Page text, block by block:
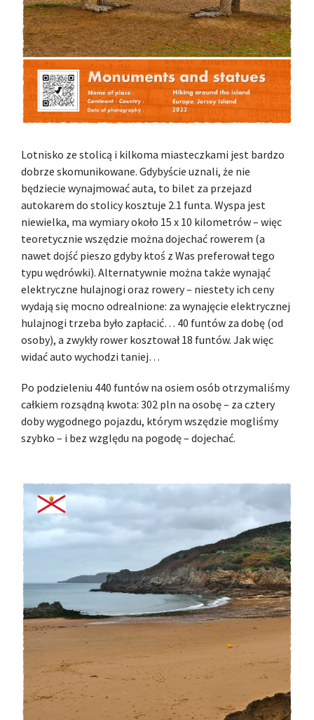
Lotnisko ze stolicą i kilkoma miasteczkami jest bardzo
dobrze skomunikowane. Gdybyście uznali, że nie
będziecie wynajmować auta, to bilet za przejazd
autokarem do stolicy kosztuje 2.1 funta. Wyspa jest
niewielka, ma wymiary około 15 x 10 kilometrów – więc
teoretycznie wszędzie można dojechać rowerem (a
nawet dojść pieszo gdyby ktoś z Was preferował tego
typu wędrówki). Alternatywnie można także wynająć
elektryczne hulajnogi oraz rowery – niestety ich ceny
wydają się mocno odrealnione: za wynajęcie elektrycznej
hulajnogi trzeba było zapłacić… 40 funtów za dobę (od
osoby), a zwykły rower kosztował 18 funtów. Jak więc
widać auto wychodzi taniej…
Po podzieleniu 440 funtów na osiem osób otrzymaliśmy
całkiem rozsądną kwota: 302 pln na osobę – za cztery
doby wygodnego pojazdu, którym wszędzie mogliśmy
szybko – i bez względu na pogodę – dojechać.